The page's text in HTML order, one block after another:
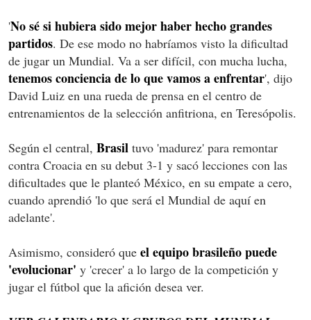
'No sé si hubiera sido mejor haber hecho grandes
partidos. De ese modo no habríamos visto la dificultad
de jugar un Mundial. Va a ser difícil, con mucha lucha,
tenemos conciencia de lo que vamos a enfrentar', dijo
David Luiz en una rueda de prensa en el centro de
entrenamientos de la selección anfitriona, en Teresópolis.
Según el central, Brasil tuvo 'madurez' para remontar
contra Croacia en su debut 3-1 y sacó lecciones con las
dificultades que le planteó México, en su empate a cero,
cuando aprendió 'lo que será el Mundial de aquí en
adelante'.
Asimismo, consideró que el equipo brasileño puede
'evolucionar' y 'crecer' a lo largo de la competición y
jugar el fútbol que la afición desea ver.